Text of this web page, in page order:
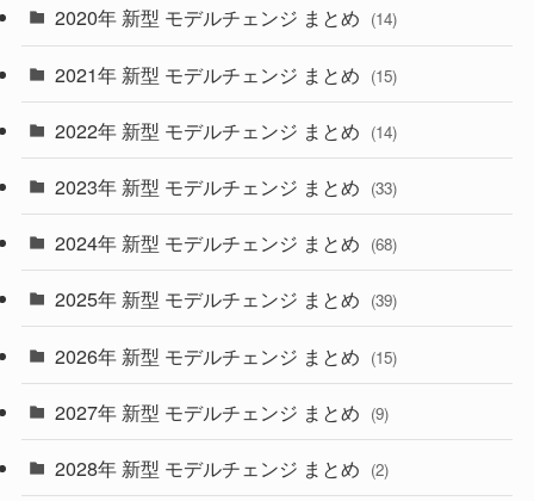
(10)
(9)
(22)
(4)
(9)
(4)
(1)
2020年 新型 モデルチェンジ まとめ (14)
2021年 新型 モデルチェンジ まとめ (15)
2022年 新型 モデルチェンジ まとめ (14)
2023年 新型 モデルチェンジ まとめ (33)
2024年 新型 モデルチェンジ まとめ (68)
2025年 新型 モデルチェンジ まとめ (39)
2026年 新型 モデルチェンジ まとめ (15)
2027年 新型 モデルチェンジ まとめ (9)
2028年 新型 モデルチェンジ まとめ (2)